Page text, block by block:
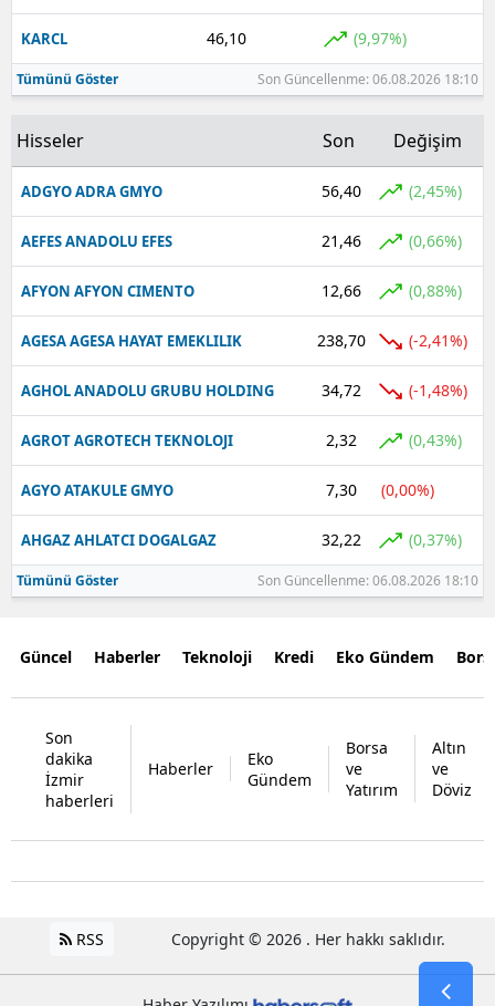
KARCL 46,10 (9,97%)
Tümünü Göster Son Güncellenme: 06.08.2026 18:10
Hisseler Son Değişim
ADGYO ADRA GMYO 56,40 (2,45%)
AEFES ANADOLU EFES 21,46 (0,66%)
AFYON AFYON CIMENTO 12,66 (0,88%)
AGESA AGESA HAYAT EMEKLILIK 238,70 (-2,41%)
AGHOL ANADOLU GRUBU HOLDING 34,72 (-1,48%)
AGROT AGROTECH TEKNOLOJI 2,32 (0,43%)
AGYO ATAKULE GMYO 7,30 (0,00%)
AHGAZ AHLATCI DOGALGAZ 32,22 (0,37%)
Tümünü Göster Son Güncellenme: 06.08.2026 18:10
Güncel Haberler Teknoloji Kredi Eko Gündem
Son
dakika
İzmir
haberleri
Haberler
Eko
Gündem
Borsa
ve
Yatırım
Altın
ve
Döviz
RSS Copyright © 2026 . Her hakkı saklıdır.